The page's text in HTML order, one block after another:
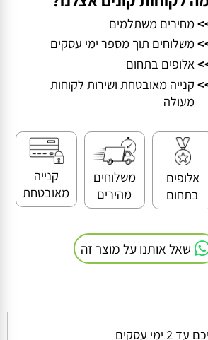
לקוחות קונים אצלנו?
מחירים משתלמים
משלוחים תוך מספר ימי עסקים
אלופים בתחום
קנייה מאובטחת ושירות לקוחות
אלופים
בתחום
משלוחים
מהירים
קנייה
מאובטחת